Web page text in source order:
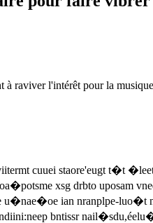
raviver l'intérêt pour la
cuuei staore'eugt t�t
xsg drbto uposam
u�nae�oe ian nranplpe-
bntissr